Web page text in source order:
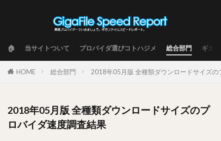
🏠 当サイトついて プロバイダ選びコトハジメ 総合部門 ギガ
HOME 総合部門 2018年05月版 全種類ダウンロードサイズの
2018年05月版 全種類ダウンロードサイズのプ
ロバイダ速度調査結果